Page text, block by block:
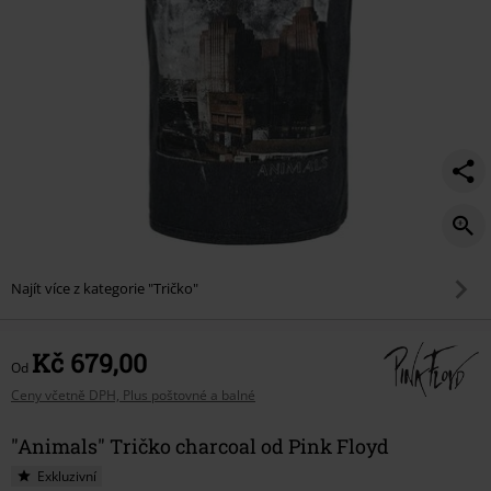
Najít více z kategorie "Tričko"
Od Kč 679,00
Ceny včetně DPH, Plus poštovné a balné
"Animals" Tričko charcoal od Pink Floyd
Exkluzivní